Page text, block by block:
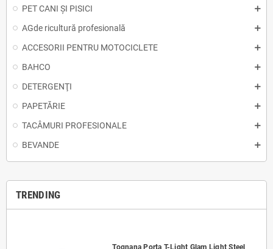
PET CANI ȘI PISICI
AGde ricultură profesională
ACCESORII PENTRU MOTOCICLETE
BAHCO
DETERGENŢI
PAPETĂRIE
TACÂMURI PROFESIONALE
BEVANDE
TRENDING